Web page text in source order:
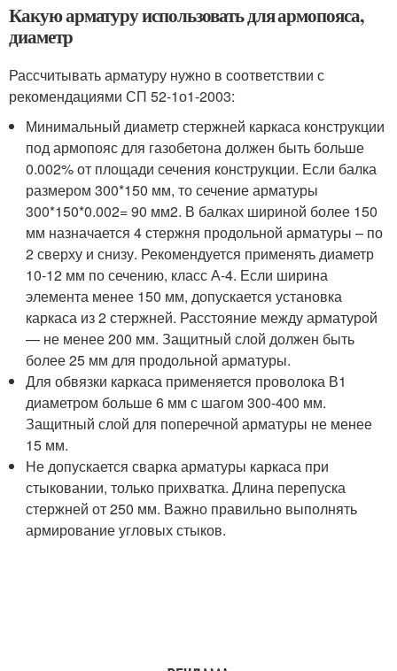
Какую арматуру использовать для армопояса,
диаметр
Рассчитывать арматуру нужно в соответствии с
рекомендациями СП 52-1о1-2003:
Минимальный диаметр стержней каркаса конструкции
под армопояс для газобетона должен быть больше
0.002% от площади сечения конструкции. Если балка
размером 300*150 мм, то сечение арматуры
300*150*0.002= 90 мм2. В балках шириной более 150
мм назначается 4 стержня продольной арматуры – по
2 сверху и снизу. Рекомендуется применять диаметр
10-12 мм по сечению, класс А-4. Если ширина
элемента менее 150 мм, допускается установка
каркаса из 2 стержней. Расстояние между арматурой
— не менее 200 мм. Защитный слой должен быть
более 25 мм для продольной арматуры.
Для обвязки каркаса применяется проволока В1
диаметром больше 6 мм с шагом 300-400 мм.
Защитный слой для поперечной арматуры не менее
15 мм.
Не допускается сварка арматуры каркаса при
стыковании, только прихватка. Длина перепуска
стержней от 250 мм. Важно правильно выполнять
армирование угловых стыков.